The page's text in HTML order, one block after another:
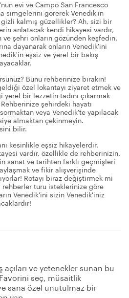
evi ve Campo San Francesco
simgelerini görerek Venedik'in
kalmış güzellikler? Ah, sizi bir
anlatacak kendi hikayesi vardır,
şehri onların gözünden keşfedin.
dayanarak onların Venedik'ini
eşsiz ve yerel bir bakış
Bunu rehberinize bırakın!
özel lokantayı ziyaret etmek ve
bir lezzetin tadını çıkarmak
şehirdeki hayatı
veya Venedik'te yapılacak
almaktan çekinmeyin.
bilir.
kesinlikle eşsiz hikayelerdir.
vardır, özellikle de rehberinizin.
sanat ve tarihten farklı geçmişleri
ve fikir alışverişinde
Rotayı biraz değiştirmek mi
rehberler turu isteklerinize göre
Venedik'ini sizin Venedik'iniz
açıları ve yetenekler sunan bu
seç, müsaitlik
sana özel unutulmaz bir